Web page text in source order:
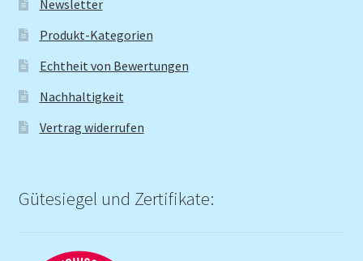
Newsletter
Produkt-Kategorien
Echtheit von Bewertungen
Nachhaltigkeit
Vertrag widerrufen
Gütesiegel und Zertifikate: